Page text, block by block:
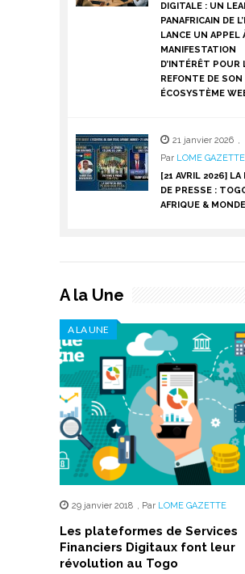
DIGITALE : UN
PANAFRICAIN DE
LANCE UN APPEL
MANIFESTATION
D’INTÉRÊT POUR
REFONTE DE SON
ÉCOSYSTÈME
21 janvier 2026 ,
Par LOME GAZETTE
[21 AVRIL 2026] LA
DE PRESSE :
AFRIQUE & MONDE
A la Une
A LA UNE
29 janvier 2018 , Par LOME GAZETTE
Les plateformes de Services
Financiers Digitaux font leur
révolution au Togo